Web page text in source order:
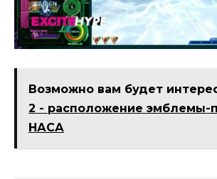
Возможно вам будет
2 - расположение эмблемы-
НАСА